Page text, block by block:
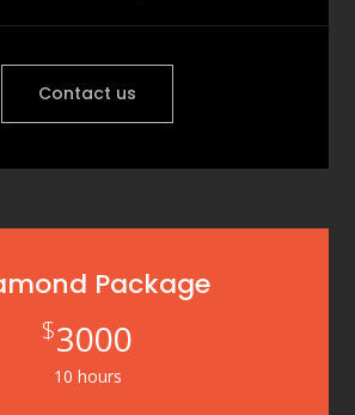
Contact us
Package
$3000
10 hours